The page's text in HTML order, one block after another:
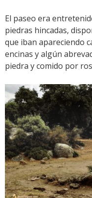
El paseo era
piedras hincadas,
que iban apareciendo
encinas y algún
piedra y comido por